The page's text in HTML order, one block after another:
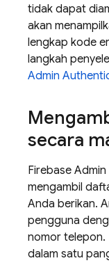
tidak dapat
akan
lengkap kode
langkah
Admin
secara
Firebase
mengambil
Anda berikan.
pengguna
nomor telepon.
dalam satu